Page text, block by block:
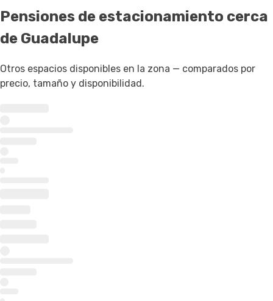
Pensiones de estacionamiento cerca
de Guadalupe
Otros espacios disponibles en la zona — comparados por
precio, tamaño y disponibilidad.